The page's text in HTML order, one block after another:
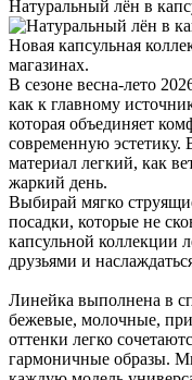
Натуральный лён в
Новая капсульная
магазинах.
В сезоне весна-лето
как к главному
которая объединяет
современную эстетику.
материал легкий, как
жаркий день.
Выбирай мягко
посадки, которые не
капсульной коллекции
друзьями и
Линейка выполнена в
бежевые, молочные,
оттенки легко
гармоничные образы.